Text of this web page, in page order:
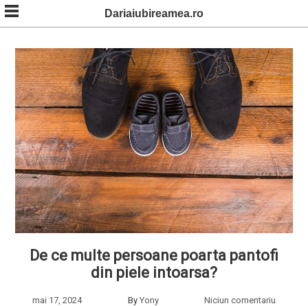
Skip
to
content
Dariaiubireamea.ro
De ce multe persoane poarta pantofi
din piele intoarsa?
mai 17, 2024 By Yony Niciun comentariu